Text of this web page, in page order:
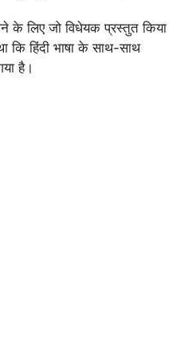
के लिए जो विधेयक प्रस्तुत किया
कि हिंदी भाषा के साथ-साथ
है।